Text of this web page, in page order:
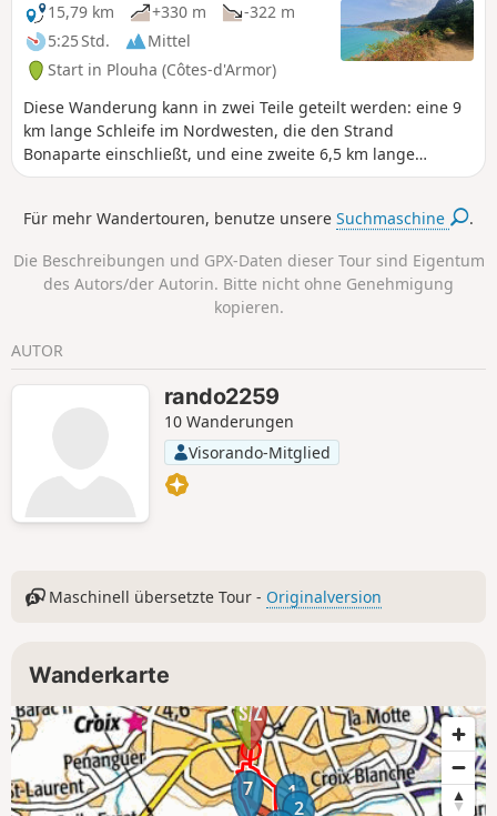
15,79 km
+330 m
-322 m
5:25 Std.
Mittel
Start in Plouha (Côtes-d'Armor)
Diese Wanderung kann in zwei Teile geteilt werden: eine 9
km lange Schleife im Nordwesten, die den Strand
Bonaparte einschließt, und eine zweite 6,5 km lange
Schleife im Süden, die es ermöglicht, die Pointe de Plouha
auf dem GR®34. Es gibt Steigungen und Abstiege, die für
Für mehr Wandertouren, benutze unsereSuchmaschine .
Die Beschreibungen und GPX-Daten dieser Tour sind Eigentum
des Autors/der Autorin. Bitte nicht ohne Genehmigung
kopieren.
AUTOR
rando2259
10 Wanderungen
Visorando-Mitglied
Maschinell übersetzte Tour - Originalversion
Wanderkarte
1
2
7